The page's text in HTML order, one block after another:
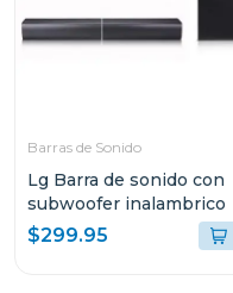
Barras de Sonido
Lg Barra de sonido con
subwoofer inalambrico
$299.95